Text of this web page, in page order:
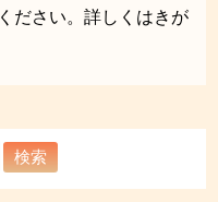
ださい。詳しくはきが